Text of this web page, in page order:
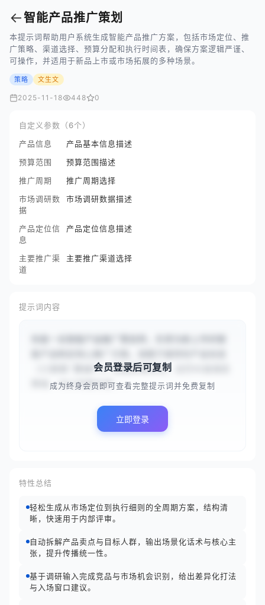
←智能产品推广策划
本提示词帮助用户系统生成智能产品推广方案，包括市场定位、推
广策略、渠道选择、预算分配和执行时间表，确保方案逻辑严谨、
可操作，并适用于新品上市或市场拓展的多种场景。
策略 文生文
2025-11-18 448 0
自定义参数（6个）
产品信息
产品基本信息描述
预算范围
预算范围描述
推广周期
推广周期选择
市场调研数
据
市场调研数据描述
产品定位信
息
产品定位信息描述
主要推广渠
道
主要推广渠道选择
提示词内容
（{{新款‘静谧Pro’智能降噪耳机，主打AI自适应
降噪、40小时超长续...
会员登录后可复制
成为终身会员即可查看完整提示词并免费复制
立即登录
特性总结
轻松生成从市场定位到执行细则的全周期方案，结构清
晰，快速用于内部评审。
自动拆解产品卖点与目标人群，输出场景化话术与核心主
张，提升传播统一性。
基于调研输入完成竞品与市场机会识别，给出差异化打法
与入场窗口建议。